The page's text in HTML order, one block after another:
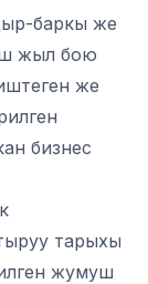
баркы же
жыл бою
же
бизнес
тарыхы
жумуш